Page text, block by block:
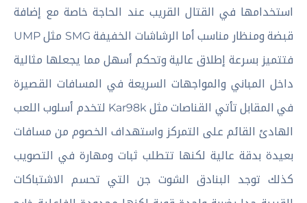
استخدامها في القتال القريب عند الحاجة خاصة مع إضافة
قبضة ومنظار مناسب أما الرشاشات الخفيفة SMG مثل UMP
فتتميز بسرعة إطلاق عالية وتحكم أسهل مما يجعلها مثالية
داخل المباني والمواجهات السريعة في المسافات القصيرة
في المقابل تأتي القناصات مثل Kar98k لتخدم أسلوب اللعب
الهادئ القائم على التمركز واستهداف الخصوم من مسافات
بعيدة بدقة عالية لكنها تتطلب ثبات ومهارة في التصويب
كذلك توجد البنادق الشوت جن التي تحسم الاشتباكات